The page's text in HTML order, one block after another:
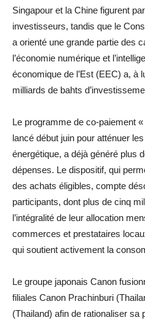
Singapour et la Chine figurent
investisseurs, tandis que le
a orienté une grande partie des
l’économie numérique et
économique de l’Est (EEC) a, à
milliards de bahts
Le programme de co-paiement
lancé début juin pour atténuer
énergétique, a déjà généré plus
dépenses. Le dispositif, qui
des achats éligibles, compte
participants, dont plus de cinq
l’intégralité de leur allocation
commerces et prestataires
qui soutient activement la
Le groupe japonais Canon
filiales Canon Prachinburi
(Thailand) afin de rationaliser sa